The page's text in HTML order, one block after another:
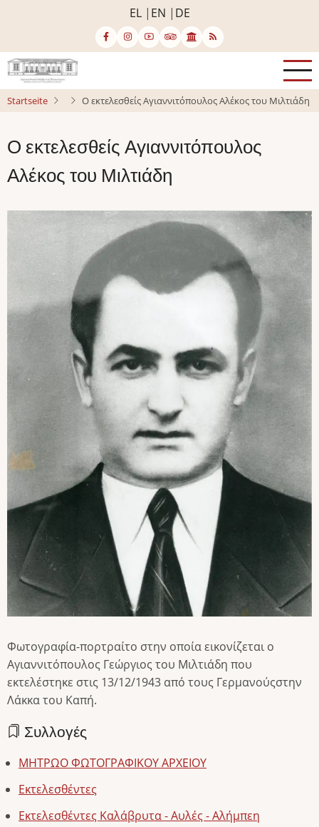
EL EN DE
Startseite Ο εκτελεσθείς Αγιαννιτόπουλος Αλέκος του Μιλτιάδη
Ο εκτελεσθείς Αγιαννιτόπουλος
Αλέκος του Μιλτιάδη
Φωτογραφία-πορτραίτο στην οποία εικονίζεται ο
Αγιαννιτόπουλος Γεώργιος του Μιλτιάδη που
εκτελέστηκε στις 13/12/1943 από τους Γερμανούςστην
Λάκκα του Καπή.
Συλλογές
ΜΗΤΡΩΟ ΦΩΤΟΓΡΑΦΙΚΟΥ ΑΡΧΕΙΟΥ
Εκτελεσθέντες
Εκτελεσθέντες Καλάβρυτα - Αυλές - Αλήμπεη